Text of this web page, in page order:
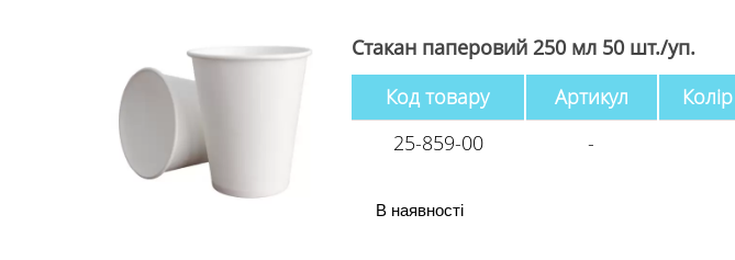
Стакан паперовий 250 мл 50 шт./уп.
Код товару
Артикул Колір
25-859-00
-
В наявності